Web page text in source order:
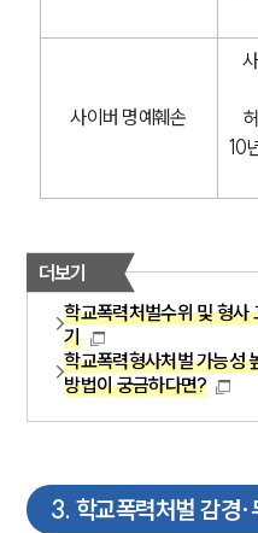
사이버 명예훼손
10
더보기
학교폭력처벌수위 및 형사
기
학교폭력형사처벌 가능성
방법이 궁금하다면?
3. 학교폭력처벌 감경